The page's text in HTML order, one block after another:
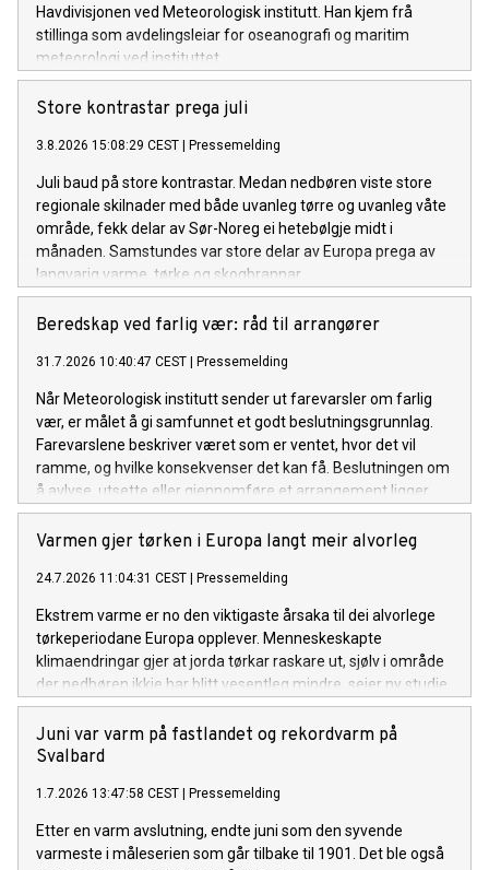
Havdivisjonen ved Meteorologisk institutt. Han kjem frå
stillinga som avdelingsleiar for oseanografi og maritim
meteorologi ved instituttet.
Store kontrastar prega juli
3.8.2026 15:08:29 CEST Pressemelding
Juli baud på store kontrastar. Medan nedbøren viste store
regionale skilnader med både uvanleg tørre og uvanleg våte
område, fekk delar av Sør-Noreg ei hetebølgje midt i
månaden. Samstundes var store delar av Europa prega av
langvarig varme, tørke og skogbrannar.
Beredskap ved farlig vær: råd til arrangører
31.7.2026 10:40:47 CEST Pressemelding
Når Meteorologisk institutt sender ut farevarsler om farlig
vær, er målet å gi samfunnet et godt beslutningsgrunnlag.
Farevarslene beskriver været som er ventet, hvor det vil
ramme, og hvilke konsekvenser det kan få. Beslutningen om
å avlyse, utsette eller gjennomføre et arrangement ligger
hos arrangøren.
Varmen gjer tørken i Europa langt meir alvorleg
24.7.2026 11:04:31 CEST Pressemelding
Ekstrem varme er no den viktigaste årsaka til dei alvorlege
tørkeperiodane Europa opplever. Menneskeskapte
klimaendringar gjer at jorda tørkar raskare ut, sjølv i område
der nedbøren ikkje har blitt vesentleg mindre, seier ny studie.
Juni var varm på fastlandet og rekordvarm på
Svalbard
1.7.2026 13:47:58 CEST Pressemelding
Etter en varm avslutning, endte juni som den syvende
varmeste i måleserien som går tilbake til 1901. Det ble også